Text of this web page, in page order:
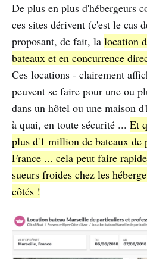
De plus en plus d'hébergeurs
ces sites dérivent (c'est le cas
proposant, de fait, la location
bateaux et en concurrence
Ces locations - clairement
peuvent se faire pour une ou
dans un hôtel ou une maison
à quai, en toute sécurité ... Et
plus d'1 million de bateaux de
France ... cela peut faire
sueurs froides chez les
côtés !